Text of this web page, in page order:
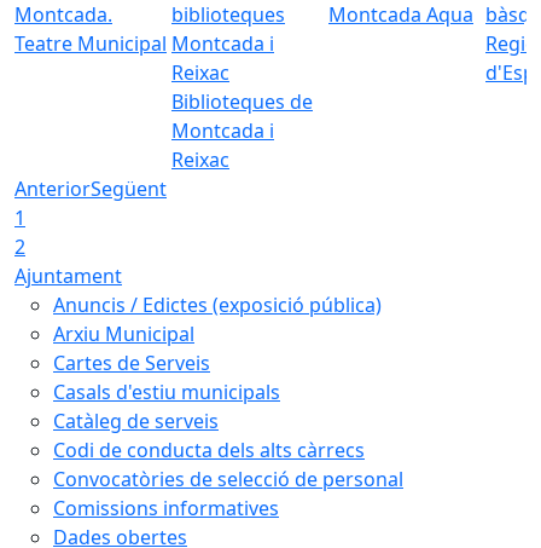
Teatre Municipal
Biblioteques de
Montcada i
Reixac
Montcada Aqua
AnteriorSegüent
1
2
Ajuntament
Anuncis / Edictes (exposició pública)
Arxiu Municipal
Cartes de Serveis
Casals d'estiu municipals
Catàleg de serveis
Codi de conducta dels alts càrrecs
Convocatòries de selecció de personal
Comissions informatives
Dades obertes